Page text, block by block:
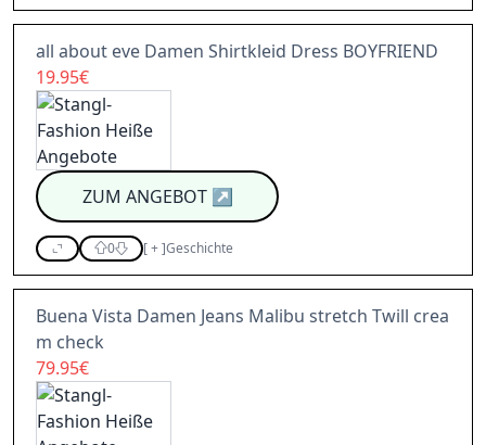
all about eve Damen Shirtkleid Dress BOYFRIEND
19.95€
ZUM ANGEBOT↗
0 [+]Geschichte
Buena Vista Damen Jeans Malibu stretch Twill crea
m check
79.95€